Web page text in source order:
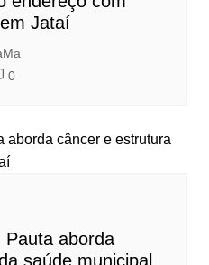
Jataí
0
aborda
saúde municipal